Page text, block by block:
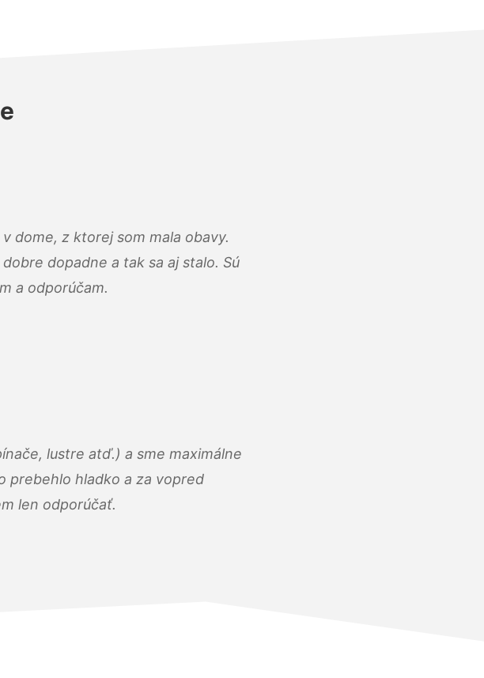
dome, z ktorej som mala obavy.
dopadne a tak sa aj stalo. Sú
a odporúčam.
lustre atď.) a sme maximálne
prebehlo hladko a za vopred
len odporúčať.